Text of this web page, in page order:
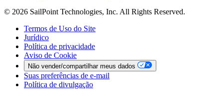
© 2026 SailPoint Technologies, Inc. All Rights Reserved.
Termos de Uso do Site
Jurídico
Política de privacidade
Aviso de Cookie
Não vender/compartilhar meus dados
Suas preferências de e-mail
Política de divulgação